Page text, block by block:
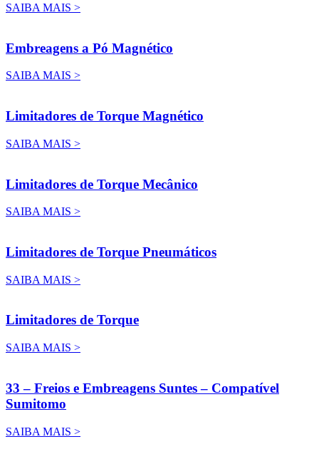
SAIBA MAIS >
Embreagens a Pó Magnético
SAIBA MAIS >
Limitadores de Torque Magnético
SAIBA MAIS >
Limitadores de Torque Mecânico
SAIBA MAIS >
Limitadores de Torque Pneumáticos
SAIBA MAIS >
Limitadores de Torque
SAIBA MAIS >
33 – Freios e Embreagens Suntes – Compatível
Sumitomo
SAIBA MAIS >